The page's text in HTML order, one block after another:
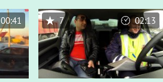
00:41 7 02:13